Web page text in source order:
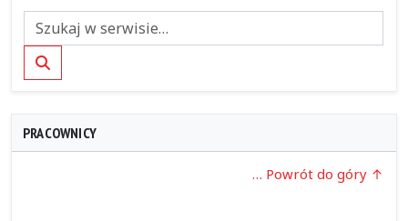
Szukaj
PRACOWNICY
… Powrót do góry